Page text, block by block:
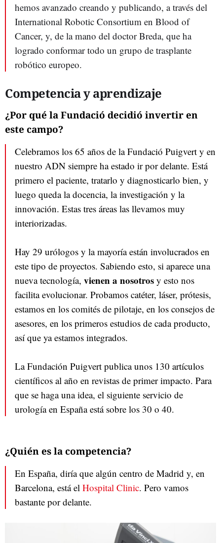
hemos avanzado creando y publicando, a través del
International Robotic Consortium en Blood of
Cancer, y, de la mano del doctor Breda, que ha
logrado conformar todo un grupo de trasplante
robótico europeo.
Competencia y aprendizaje
¿Por qué la Fundació decidió invertir en
este campo?
Celebramos los 65 años de la Fundació Puigvert y en
nuestro ADN siempre ha estado ir por delante. Está
primero el paciente, tratarlo y diagnosticarlo bien, y
luego queda la docencia, la investigación y la
innovación. Estas tres áreas las llevamos muy
interiorizadas.
Hay 29 urólogos y la mayoría están involucrados en
este tipo de proyectos. Sabiendo esto, si aparece una
nueva tecnología, vienen a nosotros y esto nos
facilita evolucionar. Probamos catéter, láser, prótesis,
estamos en los comités de pilotaje, en los consejos de
asesores, en los primeros estudios de cada producto,
así que ya estamos integrados.
La Fundación Puigvert publica unos 130 artículos
científicos al año en revistas de primer impacto. Para
que se haga una idea, el siguiente servicio de
urología en España está sobre los 30 o 40.
¿Quién es la competencia?
En España, diría que algún centro de Madrid y, en
Barcelona, está el Hospital Clinic. Pero vamos
bastante por delante.